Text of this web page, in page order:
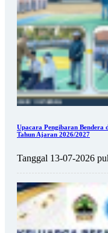
Upacara Pengibaran Bendera
Tahun Ajaran 2026/2027
Tanggal 13-07-2026